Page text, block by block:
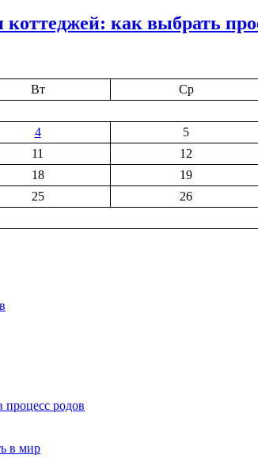
коттеджей: как выбрать
Вт Ср
4 5
11 12
18 19
25 26
родов
в мир